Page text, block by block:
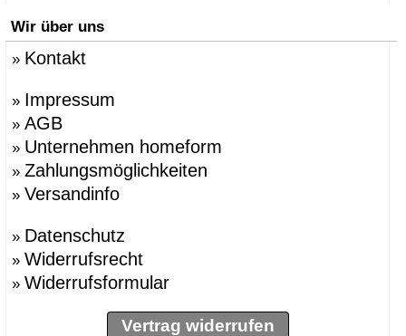
Wir über uns
» Kontakt
» Impressum
» AGB
» Unternehmen homeform
» Zahlungsmöglichkeiten
» Versandinfo
» Datenschutz
» Widerrufsrecht
» Widerrufsformular
Vertrag widerrufen